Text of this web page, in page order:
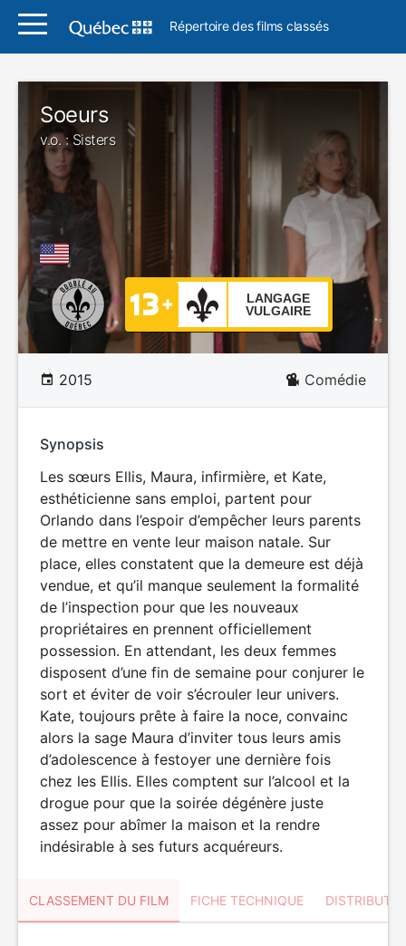
Répertoire des films classés
Soeurs
v.o. : Sisters
LANGAGE
VULGAIRE
2015 Comédie
Synopsis
Les sœurs Ellis, Maura, infirmière, et Kate,
esthéticienne sans emploi, partent pour
Orlando dans l’espoir d’empêcher leurs parents
de mettre en vente leur maison natale. Sur
place, elles constatent que la demeure est déjà
vendue, et qu’il manque seulement la formalité
de l’inspection pour que les nouveaux
propriétaires en prennent officiellement
possession. En attendant, les deux femmes
disposent d’une fin de semaine pour conjurer le
sort et éviter de voir s’écrouler leur univers.
Kate, toujours prête à faire la noce, convainc
alors la sage Maura d’inviter tous leurs amis
d’adolescence à festoyer une dernière fois
chez les Ellis. Elles comptent sur l’alcool et la
drogue pour que la soirée dégénère juste
assez pour abîmer la maison et la rendre
indésirable à ses futurs acquéreurs.
CLASSEMENT DU FILM FICHE TECHNIQUE